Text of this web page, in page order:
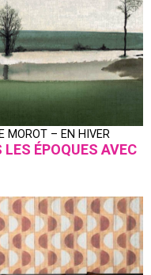
MOROT – EN HIVER
ÉPOQUES AVEC